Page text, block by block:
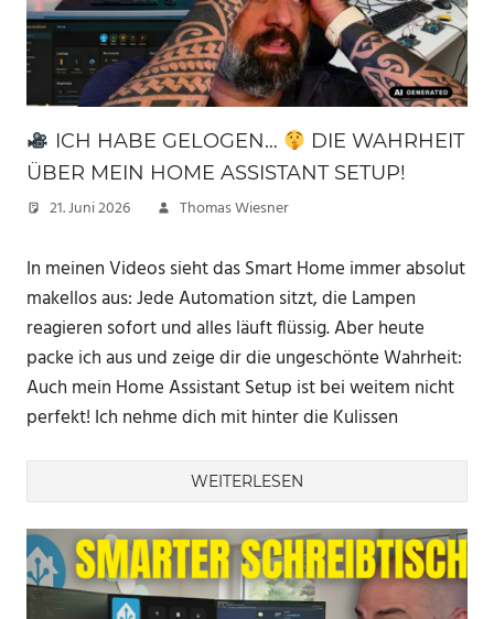
ICH HABE GELOGEN…
DIE WAHRHEIT
ÜBER MEIN HOME ASSISTANT SETUP!
21. Juni 2026 Thomas Wiesner
In meinen Videos sieht das Smart Home immer absolut
makellos aus: Jede Automation sitzt, die Lampen
reagieren sofort und alles läuft flüssig. Aber heute
packe ich aus und zeige dir die ungeschönte Wahrheit:
Auch mein Home Assistant Setup ist bei weitem nicht
perfekt! Ich nehme dich mit hinter die Kulissen
WEITERLESEN